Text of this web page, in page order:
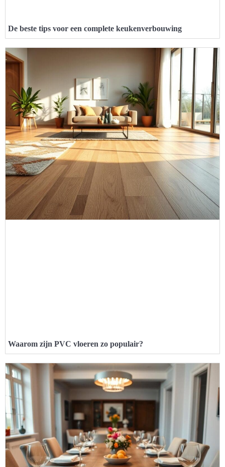
De beste tips voor een complete keukenverbouwing
Waarom zijn PVC vloeren zo populair?